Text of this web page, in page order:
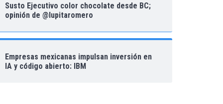
Susto Ejecutivo color chocolate desde BC;
opinión de @lupitaromero
Empresas mexicanas impulsan inversión en
IA y código abierto: IBM